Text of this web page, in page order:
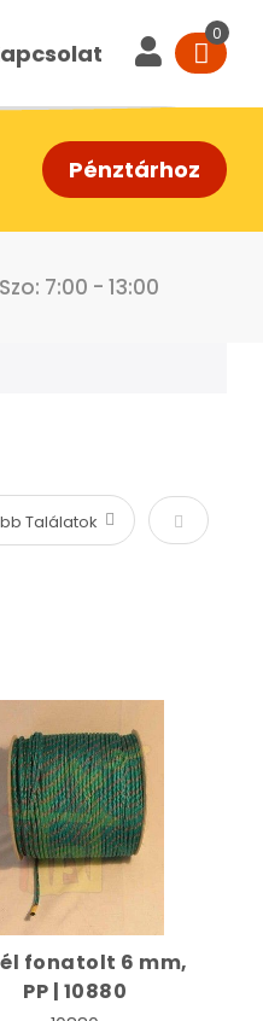
Pénztárhoz
Szo: 7:00 - 13:00
Növekvő
fonatolt 6 mm,
PP | 10880